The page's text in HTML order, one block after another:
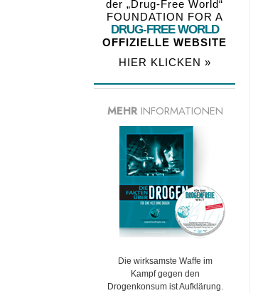
FOUNDATION FOR A
DRUG-FREE WORLD
OFFIZIELLE WEBSITE
HIER KLICKEN »
MEHR INFORMATIONEN
Die wirksamste Waffe im
Kampf gegen den
Drogenkonsum ist Aufklärung.